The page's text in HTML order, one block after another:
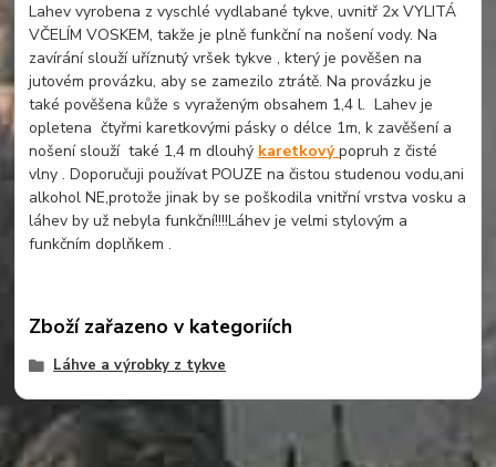
Lahev vyrobena z vyschlé vydlabané tykve, uvnitř 2x VYLITÁ
VČELÍM VOSKEM, takže je plně funkční na nošení vody. Na
zavírání slouží uříznutý vršek tykve , který je pověšen na
jutovém provázku, aby se zamezilo ztrátě. Na provázku je
také pověšena kůže s vyraženým obsahem 1,4 l. Lahev je
opletena čtyřmi karetkovými pásky o délce 1m, k zavěšení a
nošení slouží také 1,4 m dlouhý karetkovýpopruh z čisté
vlny . Doporučuji používat POUZE na čistou studenou vodu,ani
alkohol NE,protože jinak by se poškodila vnitřní vrstva vosku a
láhev by už nebyla funkční!!!!Láhev je velmi stylovým a
funkčním doplňkem .
Zboží zařazeno v kategoriích
Láhve a výrobky z tykve